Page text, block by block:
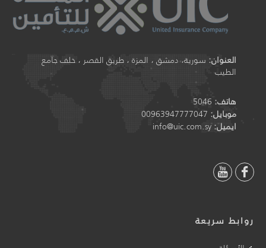
العنوان: سورية، دمشق ، المزة ، طريق القصر ، خلف جامع
الطيب
هاتف: 5046
موبايل: 00963947777047
ايميل:info@uic.com.sy
روابط سريعة